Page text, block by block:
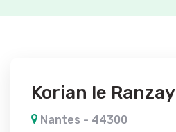
Korian le Ranzay
Nantes - 44300